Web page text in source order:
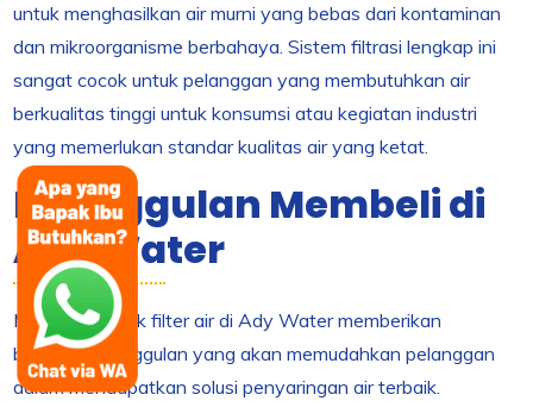
untuk menghasilkan air murni yang bebas dari kontaminan
dan mikroorganisme berbahaya. Sistem filtrasi lengkap ini
sangat cocok untuk pelanggan yang membutuhkan air
berkualitas tinggi untuk konsumsi atau kegiatan industri
yang memerlukan standar kualitas air yang ketat.
Keunggulan Membeli di
Ady Water
Membeli produk filter air di Ady Water memberikan
berbagai keunggulan yang akan memudahkan pelanggan
dalam mendapatkan solusi penyaringan air terbaik.